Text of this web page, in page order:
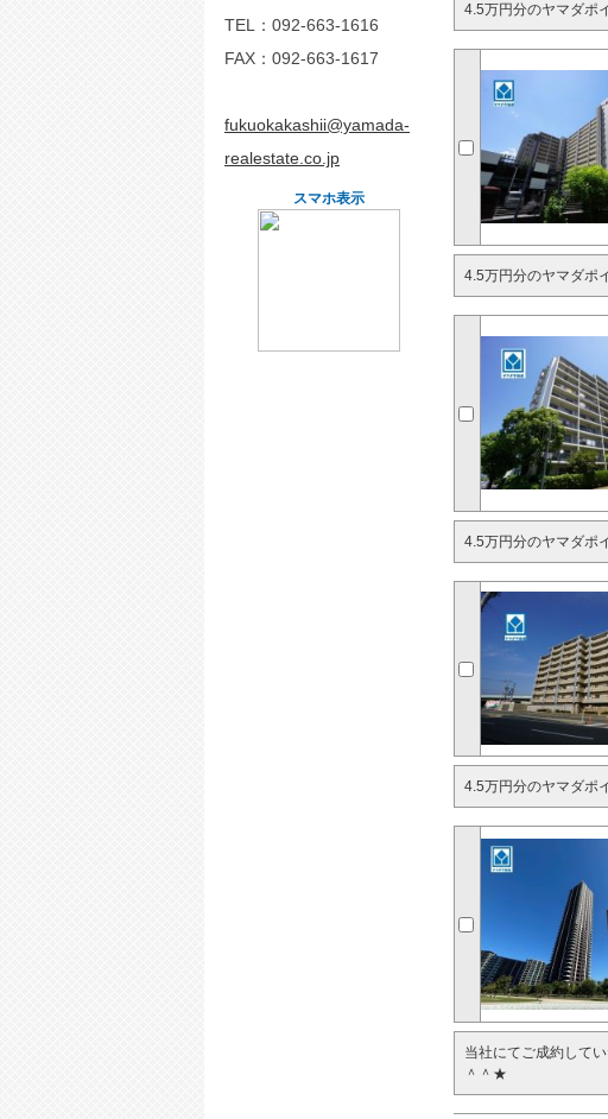
4.5万円分のヤマダ
4.5万円分のヤマダ
4.5万円分のヤマダ
4.5万円分のヤマダ
当社にてご成約して
＾＾★
TEL： 092-663-1616
FAX：092-663-1617
fukuokakashii@yamada-
realestate.co.jp
スマホ表示